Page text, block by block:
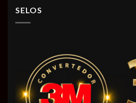
SELOS